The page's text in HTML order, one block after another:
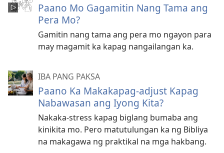
Paano Mo Gagamitin Nang Tama ang
Pera Mo?
Gamitin nang tama ang pera mo ngayon para
may magamit ka kapag nangailangan ka.
IBA PANG PAKSA
Paano Ka Makakapag-adjust Kapag
Nabawasan ang Iyong Kita?
Nakaka-stress kapag biglang bumaba ang
kinikita mo. Pero matutulungan ka ng Bibliya
na makagawa ng praktikal na mga hakbang.